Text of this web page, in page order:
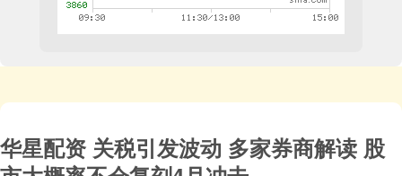
华星配资 关税引发波动 多家券商解读 股